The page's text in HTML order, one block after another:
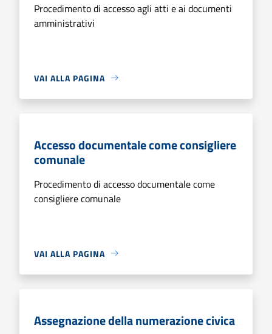
Procedimento di accesso agli atti e ai documenti
amministrativi
VAI ALLA PAGINA
Accesso documentale come consigliere
comunale
Procedimento di accesso documentale come
consigliere comunale
VAI ALLA PAGINA
Assegnazione della numerazione civica